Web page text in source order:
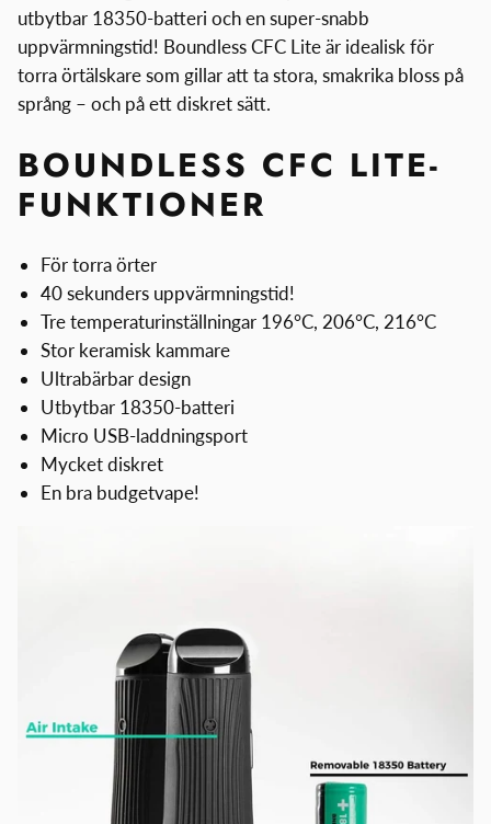
utbytbar 18350-batteri och en super-snabb
uppvärmningstid! Boundless CFC Lite är idealisk för
torra örtälskare som gillar att ta stora, smakrika bloss på
språng – och på ett diskret sätt.
BOUNDLESS CFC LITE-
FUNKTIONER
För torra örter
40 sekunders uppvärmningstid!
Tre temperaturinställningar 196°C, 206°C, 216°C
Stor keramisk kammare
Ultrabärbar design
Utbytbar 18350-batteri
Micro USB-laddningsport
Mycket diskret
En bra budgetvape!